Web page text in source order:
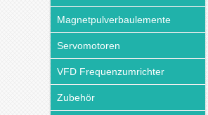
Magnetpulverbaulemente
Servomotoren
VFD Frequenzumrichter
Zubehör